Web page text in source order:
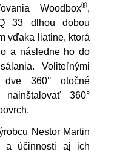
Woodbox®,
33 dlhou dobou
vďaka liatine, ktorá
a následne ho do
Voliteľnými
360° otočné
360°
Nestor Martin
a účinnosti aj ich